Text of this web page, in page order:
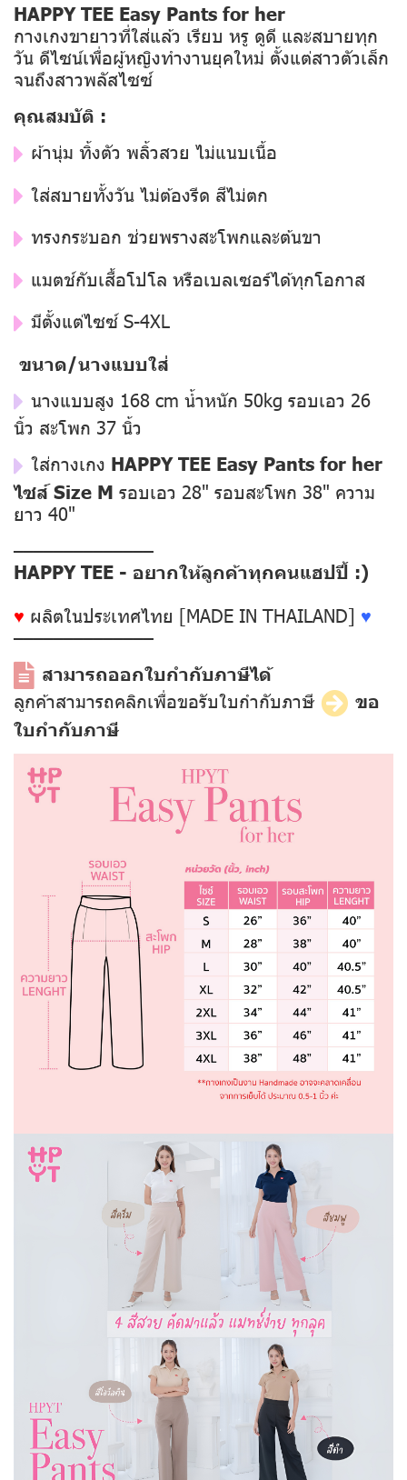
HAPPY TEE Easy Pants for her
กางเกงขายาวที่ใส่แล้ว เรียบ หรู ดูดี และสบายทุก
วัน ดีไซน์เพื่อผู้หญิงทำงานยุคใหม่ ตั้งแต่สาวตัวเล็ก
จนถึงสาวพลัสไซซ์
คุณสมบัติ :
ผ้านุ่ม ทิ้งตัว พลิ้วสวย ไม่แนบเนื้อ
ใส่สบายทั้งวัน ไม่ต้องรีด สีไม่ตก
ทรงกระบอก ช่วยพรางสะโพกและต้นขา
แมตช์กับเสื้อโปโล หรือเบลเซอร์ได้ทุกโอกาส
มีตั้งแต่ไซซ์ S-4XL
ขนาด/นางแบบใส่
นางแบบสูง 168 cm น้ำหนัก 50kg รอบเอว 26
นิ้ว สะโพก 37 นิ้ว
ใส่กางเกง HAPPY TEE Easy Pants for her
ไซส์ Size M รอบเอว 28" รอบสะโพก 38" ความ
ยาว 40"
––––––––––––––
HAPPY TEE - อยากให้ลูกค้าทุกคนแฮปปี้ :)
♥ ผลิตในประเทศไทย [MADE IN THAILAND] ♥
––––––––––––––
สามารถออกใบกำกับภาษีได้
ลูกค้าสามารถคลิกเพื่อขอรับใบกำกับภาษี
ขอ
ใบกำกับภาษี